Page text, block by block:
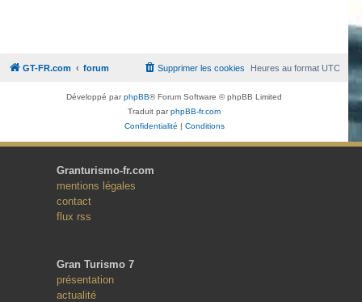
GT-FR.com forum Heures au formatUTC
Supprimer les cookies
Développé parphpBB® Forum Software © phpBB Limited
Traduit parphpBB-fr.com
Confidentialité | Conditions
Granturismo-fr.com
mentions légales
contact
flux rss
Gran Turismo 7
présentation
actualité